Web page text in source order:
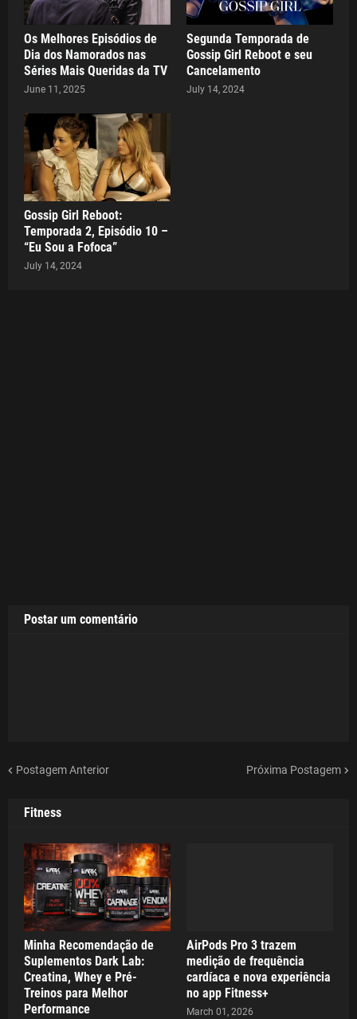
Os Melhores Episódios de
Dia dos Namorados nas
Séries Mais Queridas da TV
June 11, 2025
Segunda Temporada de
Gossip Girl Reboot e seu
Cancelamento
July 14, 2024
Gossip Girl Reboot:
Temporada 2, Episódio 10 –
“Eu Sou a Fofoca”
July 14, 2024
Postar um comentário
Postagem Anterior Próxima Postagem
Fitness
Minha Recomendação de
Suplementos Dark Lab:
Creatina, Whey e Pré-
Treinos para Melhor
Performance
AirPods Pro 3 trazem
medição de frequência
cardíaca e nova experiência
no app Fitness+
March 01, 2026